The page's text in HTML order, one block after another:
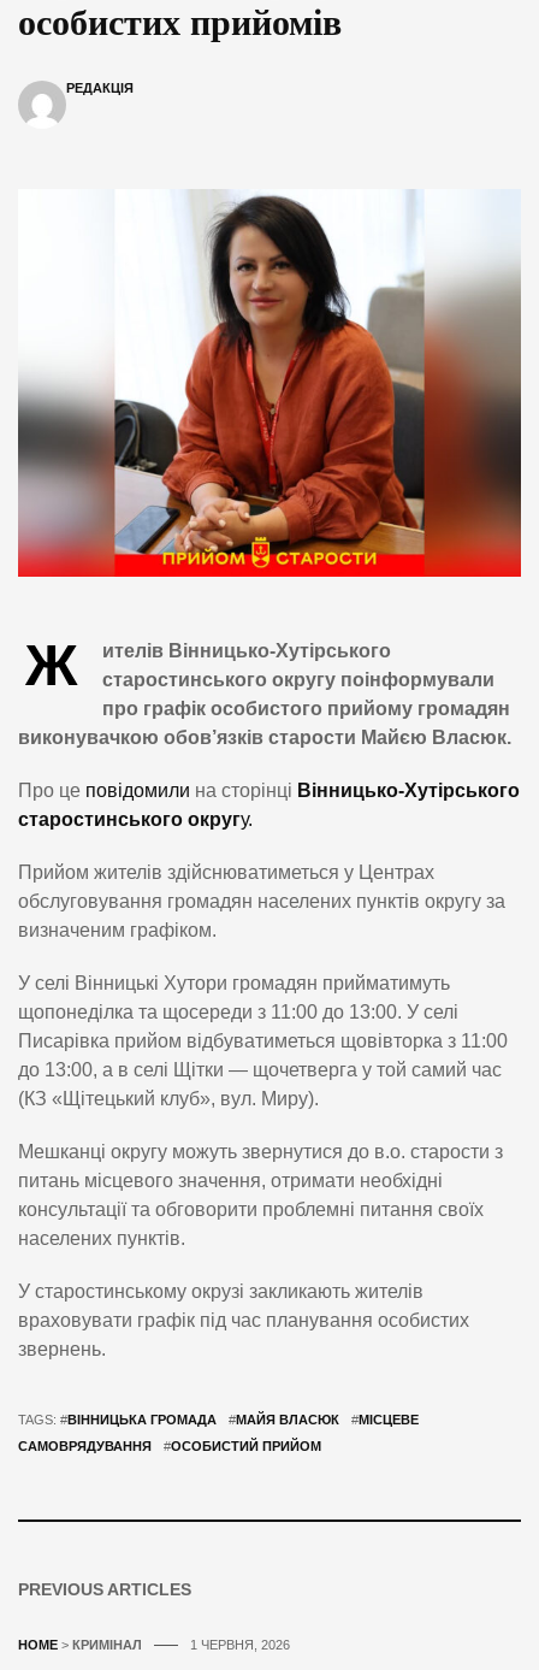
особистих прийомів
РЕДАКЦІЯ
Ж
ителів Вінницько-Хутірського
старостинського округу поінформували
про графік особистого прийому громадян
виконувачкою обов’язків старости Майєю Власюк.
Про це повідомили на сторінці Вінницько-Хутірського
старостинського округу.
Прийом жителів здійснюватиметься у Центрах
обслуговування громадян населених пунктів округу за
визначеним графіком.
У селі Вінницькі Хутори громадян прийматимуть
щопонеділка та щосереди з 11:00 до 13:00. У селі
Писарівка прийом відбуватиметься щовівторка з 11:00
до 13:00, а в селі Щітки — щочетверга у той самий час
(КЗ «Щітецький клуб», вул. Миру).
Мешканці округу можуть звернутися до в.о. старости з
питань місцевого значення, отримати необхідні
консультації та обговорити проблемні питання своїх
населених пунктів.
У старостинському окрузі закликають жителів
враховувати графік під час планування особистих
звернень.
TAGS: #ВІННИЦЬКА ГРОМАДА #МАЙЯ ВЛАСЮК #МІСЦЕВЕ
САМОВРЯДУВАННЯ
#ОСОБИСТИЙ ПРИЙОМ
PREVIOUS ARTICLES
HOME > КРИМІНАЛ 1 ЧЕРВНЯ, 2026